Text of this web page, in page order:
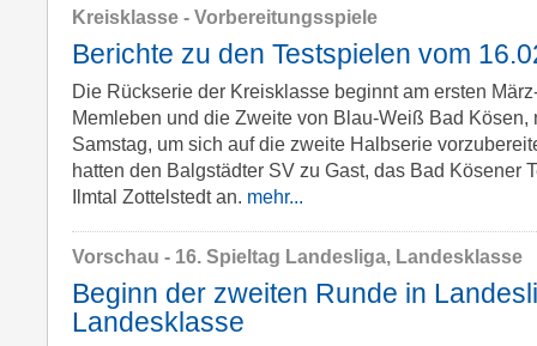
Kreisklasse - Vorbereitungsspiele
Berichte zu den Testspielen vom
Die Rückserie der Kreisklasse beginnt am ersten
Memleben und die Zweite von Blau-Weiß Bad Kösen,
Samstag, um sich auf die zweite Halbserie
hatten den Balgstädter SV zu Gast, das Bad Kösener
Ilmtal Zottelstedt an. mehr...
Vorschau - 16. Spieltag Landesliga, Landesklasse
Beginn der zweiten Runde in
Landesklasse